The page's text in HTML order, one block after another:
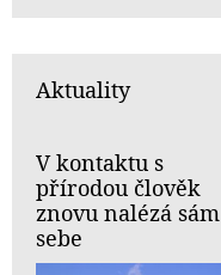
Aktuality
V kontaktu s
přírodou člověk
znovu nalézá sám
sebe